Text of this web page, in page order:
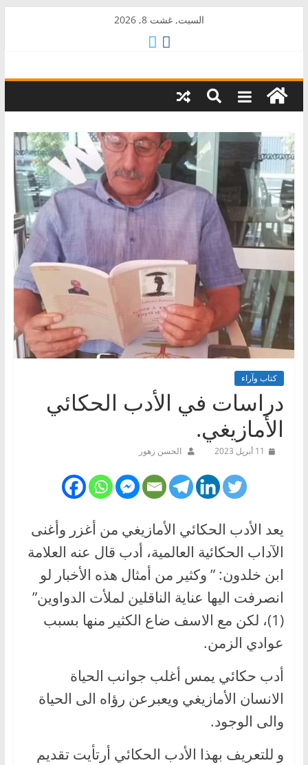
السبت, غشت 8, 2026
AkalPress
منبر
المغرب
كتاب وآراء
دراسات في الأدب الحكائي
الأمازيغي.
11 أبريل 2023 الحسن زهور
يعد الأدب الحكائي الأمازيغي من أغزر وأغنى
الآداب الحكائية العالمية، أدب قال عنه العلامة
ابن خلدون: ” وكثير من أمثال هذه الأخبار لو
انصرفت اليها عناية الناقلين لملأت الدواوين”
(1)، لكن مع الاسف ضاع الكثير منها بسبب
عوادي الزمن.
أدب حكائي يمس أغلب جوانب الحياة
الانسان الأمازيغي ويعبرعن رؤاه الى الحياة
والى الوجود.
و للتعريف بهذا الأدب الحكائي أرتأيت تقديم